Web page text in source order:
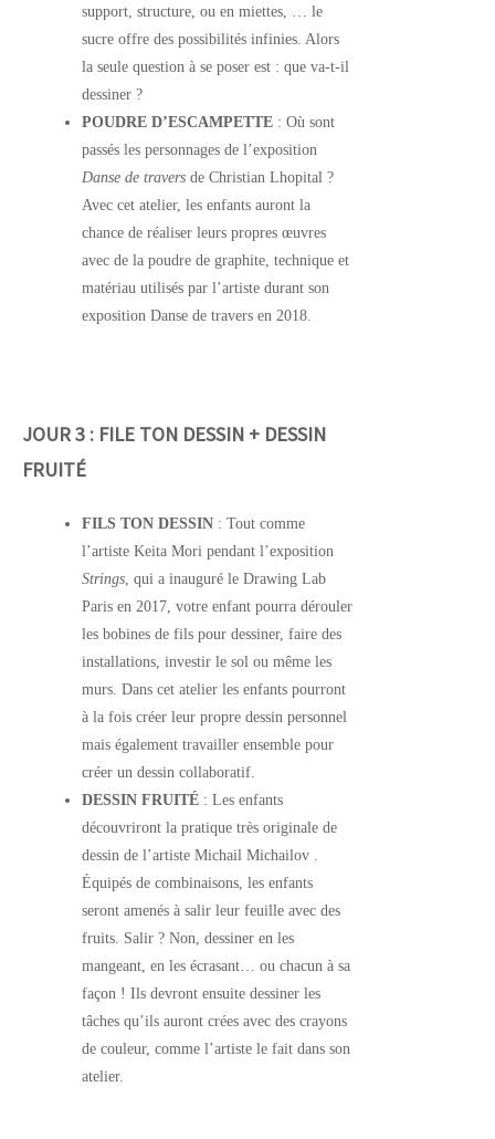
support, structure, ou en miettes, … le
sucre offre des possibilités infinies. Alors
la seule question à se poser est : que va-t-il
dessiner ?
POUDRE D’ESCAMPETTE : Où sont
passés les personnages de l’exposition
Danse de travers de Christian Lhopital ?
Avec cet atelier, les enfants auront la
chance de réaliser leurs propres œuvres
avec de la poudre de graphite, technique et
matériau utilisés par l’artiste durant son
exposition Danse de travers en 2018.
JOUR 3 : FILE TON DESSIN + DESSIN
FRUITÉ
FILS TON DESSIN : Tout comme
l’artiste Keita Mori pendant l’exposition
Strings , qui a inauguré le Drawing Lab
Paris en 2017, votre enfant pourra dérouler
les bobines de fils pour dessiner, faire des
installations, investir le sol ou même les
murs. Dans cet atelier les enfants pourront
à la fois créer leur propre dessin personnel
mais également travailler ensemble pour
créer un dessin collaboratif.
DESSIN FRUITÉ : Les enfants
découvriront la pratique très originale de
dessin de l’artiste Michail Michailov .
Équipés de combinaisons, les enfants
seront amenés à salir leur feuille avec des
fruits. Salir ? Non, dessiner en les
mangeant, en les écrasant… ou chacun à sa
façon ! Ils devront ensuite dessiner les
tâches qu’ils auront crées avec des crayons
de couleur, comme l’artiste le fait dans son
atelier.